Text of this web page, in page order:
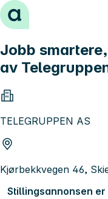
Hopp til innhold
Jobb
av
TELEGRUPPEN AS
Kjørbekkvegen 46,
Stillingsannonsen er